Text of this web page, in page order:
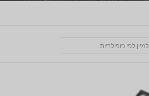
למיין לפי פופולריות